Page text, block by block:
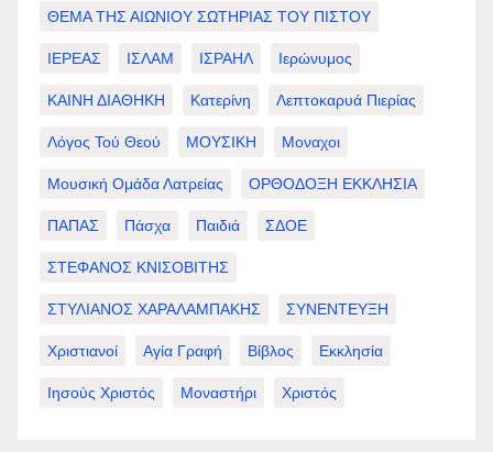
ΘΕΜΑ ΤΗΣ ΑΙΩΝΙΟΥ ΣΩΤΗΡΙΑΣ ΤΟΥ ΠΙΣΤΟΥ
ΙΕΡΕΑΣ ΙΣΛΑΜ ΙΣΡΑΗΛ Ιερώνυμος
ΚΑΙΝΗ ΔΙΑΘΗΚΗ Κατερίνη Λεπτοκαρυά Πιερίας
Λόγος Τού Θεού ΜΟΥΣΙΚΗ Μοναχοι
Μουσική Ομάδα Λατρείας ΟΡΘΟΔΟΞΗ ΕΚΚΛΗΣΙΑ
ΠΑΠΑΣ Πάσχα Παιδιά ΣΔΟΕ
ΣΤΕΦΑΝΟΣ ΚΝΙΣΟΒΙΤΗΣ
ΣΤΥΛΙΑΝΟΣ ΧΑΡΑΛΑΜΠΑΚΗΣ ΣΥΝΕΝΤΕΥΞΗ
Χριστιανοί Αγία Γραφή Βίβλος Εκκλησία
Ιησούς Χριστός Μοναστήρι Χριστός